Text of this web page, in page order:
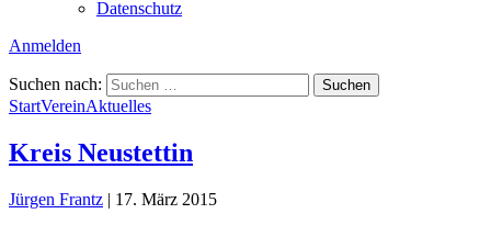
Datenschutz
Anmelden
Suchen nach:
StartVereinAktuelles
Kreis Neustettin
Jürgen Frantz | 17. März 2015